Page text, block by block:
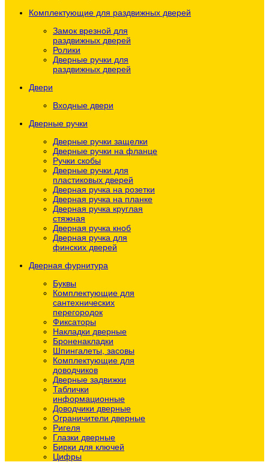
Комплектующие для раздвижных дверей
Замок врезной для
раздвижных дверей
Ролики
Дверные ручки для
раздвижных дверей
Двери
Входные двери
Дверные ручки
Дверные ручки защелки
Дверные ручки на фланце
Ручки скобы
Дверные ручки для
пластиковых дверей
Дверная ручка на розетки
Дверная ручка на планке
Дверная ручка круглая
стяжная
Дверная ручка кноб
Дверная ручка для
финских дверей
Дверная фурнитура
Буквы
Комплектующие для
сантехнических
перегородок
Фиксаторы
Накладки дверные
Броненакладки
Шпингалеты, засовы
Комплектующие для
доводчиков
Дверные задвижки
Таблички
информационные
Доводчики дверные
Ограничители дверные
Ригеля
Глазки дверные
Бирки для ключей
Цифры